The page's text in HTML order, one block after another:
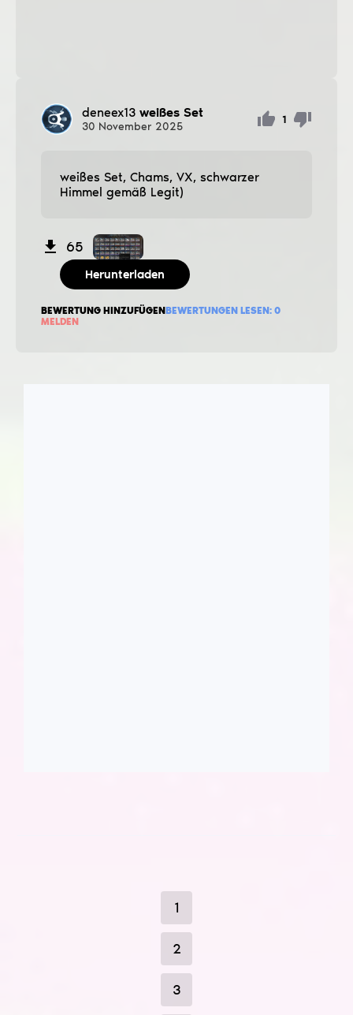
deneex13 weißes Set
30 November 2025
1
weißes Set, Chams, VX, schwarzer
Himmel gemäß Legit)
65
Herunterladen
BEWERTUNG HINZUFÜGENBEWERTUNGEN LESEN: 0
MELDEN
1
2
3